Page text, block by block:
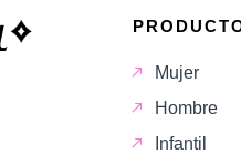
Mujer
Hombre
Infantil